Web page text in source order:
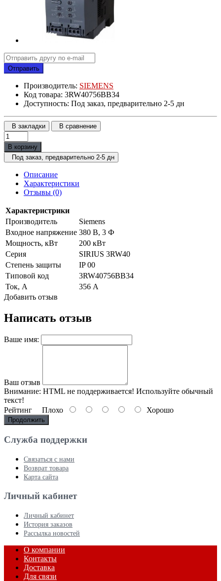
Отправить
Производитель: SIEMENS
Код товара: 3RW40756BB34
Доступность: Под заказ, предварительно 2-5 дн
В закладки В сравнение
В корзину
Под заказ, предварительно 2-5 дн
Описание
Характеристики
Отзывы (0)
Характеристрики
Производитель
Siemens
Входное напряжение 380 В, 3 Ф
Мощность, кВт
200 кВт
Серия
SIRIUS 3RW40
Степень защиты
IP 00
Типовой код
3RW40756BB34
Ток, А
356 А
Добавить отзыв
Написать отзыв
Ваше имя:
Ваш отзыв
Внимание: HTML не поддерживается! Используйте обычный
текст!
Рейтинг Плохо Хорошо
Продолжить
Служба поддержки
Связаться с нами
Возврат товара
Карта сайта
Личный кабинет
Личный кабинет
История заказов
Рассылка новостей
О компании
Контакты
Доставка
Для связи